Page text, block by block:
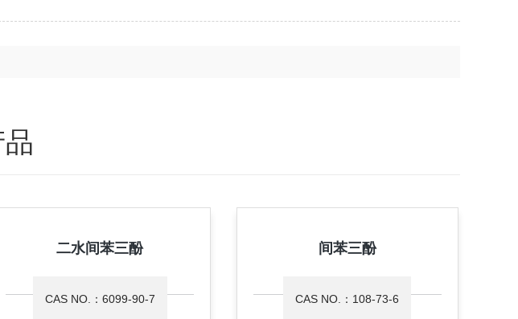
二水间苯三酚
CAS NO.：6099-90-7
间苯三酚
CAS NO.：108-73-6